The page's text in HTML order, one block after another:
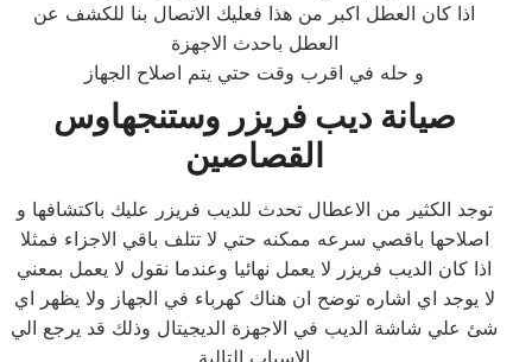
اذا كان العطل اكبر من هذا فعليك الاتصال بنا للكشف عن
العطل باحدث الاجهزة
و حله في اقرب وقت حتي يتم اصلاح الجهاز
صيانة ديب فريزر وستنجهاوس
القصاصين
توجد الكثير من الاعطال تحدث للديب فريزر عليك باكتشافها و
اصلاحها باقصي سرعه ممكنه حتي لا تتلف باقي الاجزاء فمثلا
اذا كان الديب فريزر لا يعمل نهائيا وعندما نقول لا يعمل بمعني
لا يوجد اي اشاره توضح ان هناك كهرباء في الجهاز ولا يظهر اي
شئ علي شاشة الديب في الاجهزة الديجيتال وذلك قد يرجع الي